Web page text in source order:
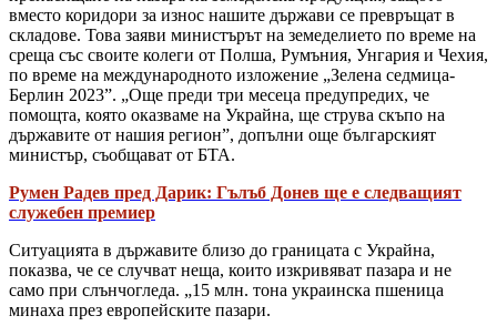
вместо коридори за износ нашите държави се превръщат в
складове. Това заяви министърът на земеделието по време на
среща със своите колеги от Полша, Румъния, Унгария и Чехия,
по време на международното изложение „Зелена седмица-
Берлин 2023”. „Още преди три месеца предупредих, че
помощта, която оказваме на Украйна, ще струва скъпо на
държавите от нашия регион”, допълни още българският
министър, съобщават от БТА.
Румен Радев пред Дарик: Гълъб Донев ще е следващият
служебен премиер
Ситуацията в държавите близо до границата с Украйна,
показва, че се случват неща, които изкривяват пазара и не
само при слънчогледа. „15 млн. тона украинска пшеница
минаха през европейските пазари.